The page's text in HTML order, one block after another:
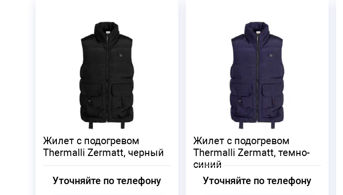
Жилет с подогревом
Thermalli Zermatt, черный
Уточняйте по телефону
Жилет с подогревом
Thermalli Zermatt, темно-
синий
Уточняйте по телефону